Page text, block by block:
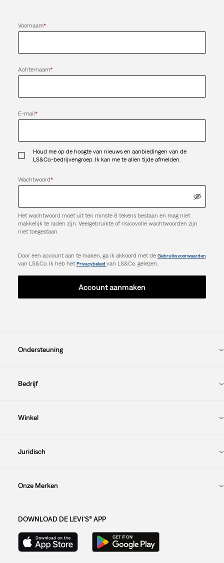
Voornaam*
Achternaam*
E-mail*
Houd me op de hoogte van nieuws en aanbiedingen van de
LS&Co.-bedrijvengroep. Ik kan me te allen tijde afmelden.
Wachtwoord*
Het wachtwoord moet uit ten minste 8 tekens bestaan en mag niet
makkelijk te raden zijn. Veelgebruikte of risicovolle wachtwoorden zijn
niet toegestaan.
Door een account aan te maken, ga ik akkoord met de Gebruiksvoorwaarden
van LS&Co. Ik heb hetPrivacybeleid van LS&Co. gelezen.
Account aanmaken
Ondersteuning
Bedrijf
Winkel
Juridisch
Onze Merken
DOWNLOAD DE LEVI'S® APP